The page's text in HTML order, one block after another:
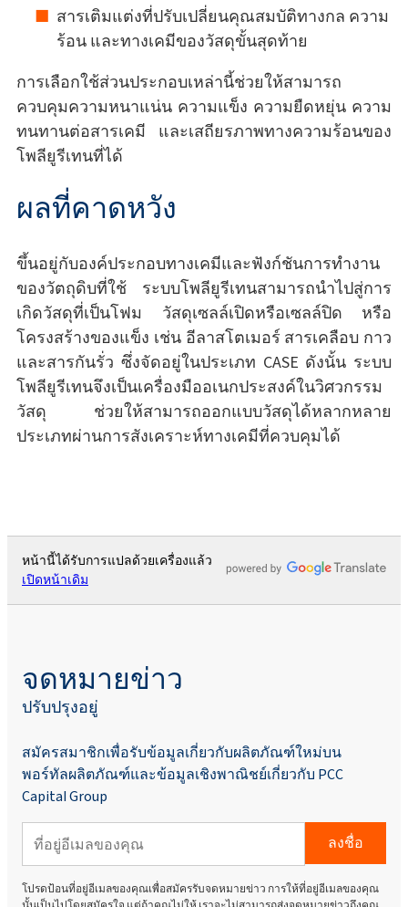
สารเติมแต่งที่ปรับเปลี่ยนคุณสมบัติทางกล ความ
ร้อน และทางเคมีของวัสดุขั้นสุดท้าย
การเลือกใช้ส่วนประกอบเหล่านี้ช่วยให้สามารถ
ควบคุมความหนาแน่น ความแข็ง ความยืดหยุ่น ความ
ทนทานต่อสารเคมี และเสถียรภาพทางความร้อนของ
โพลียูรีเทนที่ได้
ผลที่คาดหวัง
ขึ้นอยู่กับองค์ประกอบทางเคมีและฟังก์ชันการทำงาน
ของวัตถุดิบที่ใช้ ระบบโพลียูรีเทนสามารถนำไปสู่การ
เกิดวัสดุที่เป็นโฟม วัสดุเซลล์เปิดหรือเซลล์ปิด หรือ
โครงสร้างของแข็ง เช่น อีลาสโตเมอร์ สารเคลือบ กาว
และสารกันรั่ว ซึ่งจัดอยู่ในประเภท CASE ดังนั้น ระบบ
โพลียูรีเทนจึงเป็นเครื่องมืออเนกประสงค์ในวิศวกรรม
วัสดุ ช่วยให้สามารถออกแบบวัสดุได้หลากหลาย
ประเภทผ่านการสังเคราะห์ทางเคมีที่ควบคุมได้
หน้านี้ได้รับการแปลด้วยเครื่องแล้ว
เปิดหน้าเดิม
จดหมายข่าว
ปรับปรุงอยู่
สมัครสมาชิกเพื่อรับข้อมูลเกี่ยวกับผลิตภัณฑ์ใหม่บน
พอร์ทัลผลิตภัณฑ์และข้อมูลเชิงพาณิชย์เกี่ยวกับ PCC
Capital Group
ลงชื่อ
โปรดป้อนที่อยู่อีเมลของคุณเพื่อสมัครรับจดหมายข่าว การให้ที่อยู่อีเมลของคุณ